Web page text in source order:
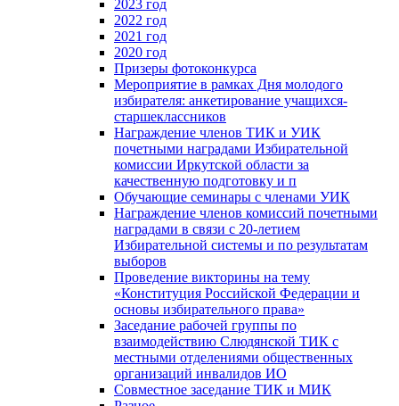
2023 год
2022 год
2021 год
2020 год
Призеры фотоконкурса
Мероприятие в рамках Дня молодого
избирателя: анкетирование учащихся-
старшеклассников
Награждение членов ТИК и УИК
почетными наградами Избирательной
комиссии Иркутской области за
качественную подготовку и п
Обучающие семинары с членами УИК
Награждение членов комиссий почетными
наградами в связи с 20-летием
Избирательной системы и по результатам
выборов
Проведение викторины на тему
«Конституция Российской Федерации и
основы избирательного права»
Заседание рабочей группы по
взаимодействию Слюдянской ТИК с
местными отделениями общественных
организаций инвалидов ИО
Совместное заседание ТИК и МИК